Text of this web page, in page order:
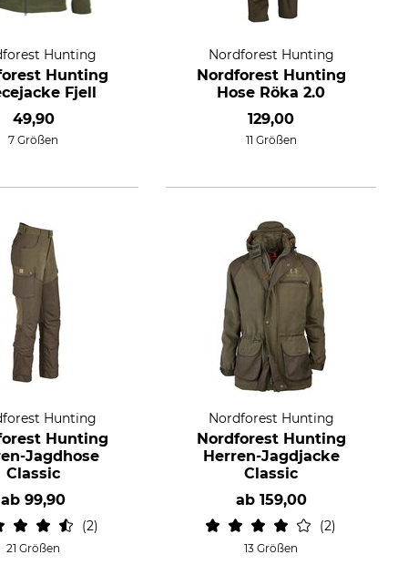
Hunting
Hunting
Fjell
49,90
7 Größen
Nordforest Hunting
Nordforest Hunting
Hose Röka 2.0
129,00
11 Größen
Hunting
Hunting
Jagdhose
Classic
ab99,90
2
21 Größen
Nordforest Hunting
Nordforest Hunting
Herren-Jagdjacke
Classic
ab 159,00
2
13 Größen